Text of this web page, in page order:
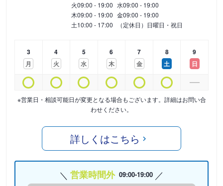
火09:00 - 19:00 水09:00 - 19:00
木09:00 - 19:00 金09:00 - 19:00
土10:00 - 17:00 （定休日）日曜日・祝日
3
月
4
火
5
水
6
木
7
金
8
土
9
日
※営業日・相談可能日が変更となる場合もございます。詳細はお問い合
わせください。
詳しくはこちら
営業時間外 09:00-19:00